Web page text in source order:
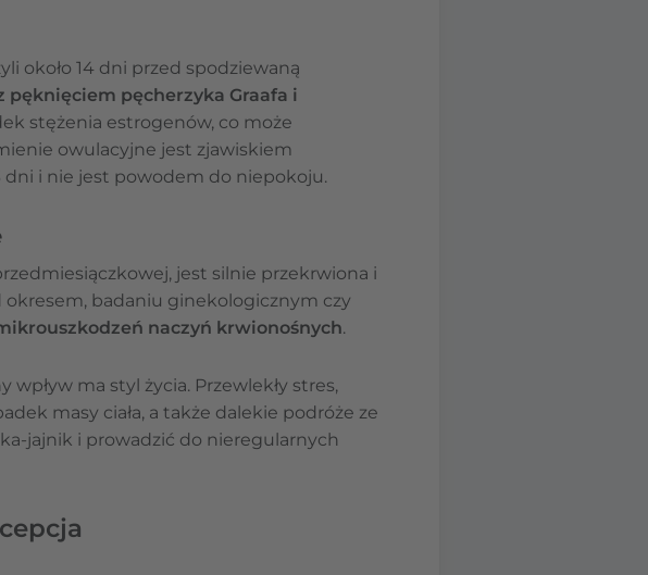
około 14 dni przed spodziewaną
pęknięciem pęcherzyka Graafa i
stężenia estrogenów, co może
owulacyjne jest zjawiskiem
i nie jest powodem do niepokoju.
jest silnie przekrwiona i
badaniu ginekologicznym czy
naczyń krwionośnych.
ma styl życia. Przewlekły stres,
masy ciała, a także dalekie podróże ze
jajnik i prowadzić do nieregularnych